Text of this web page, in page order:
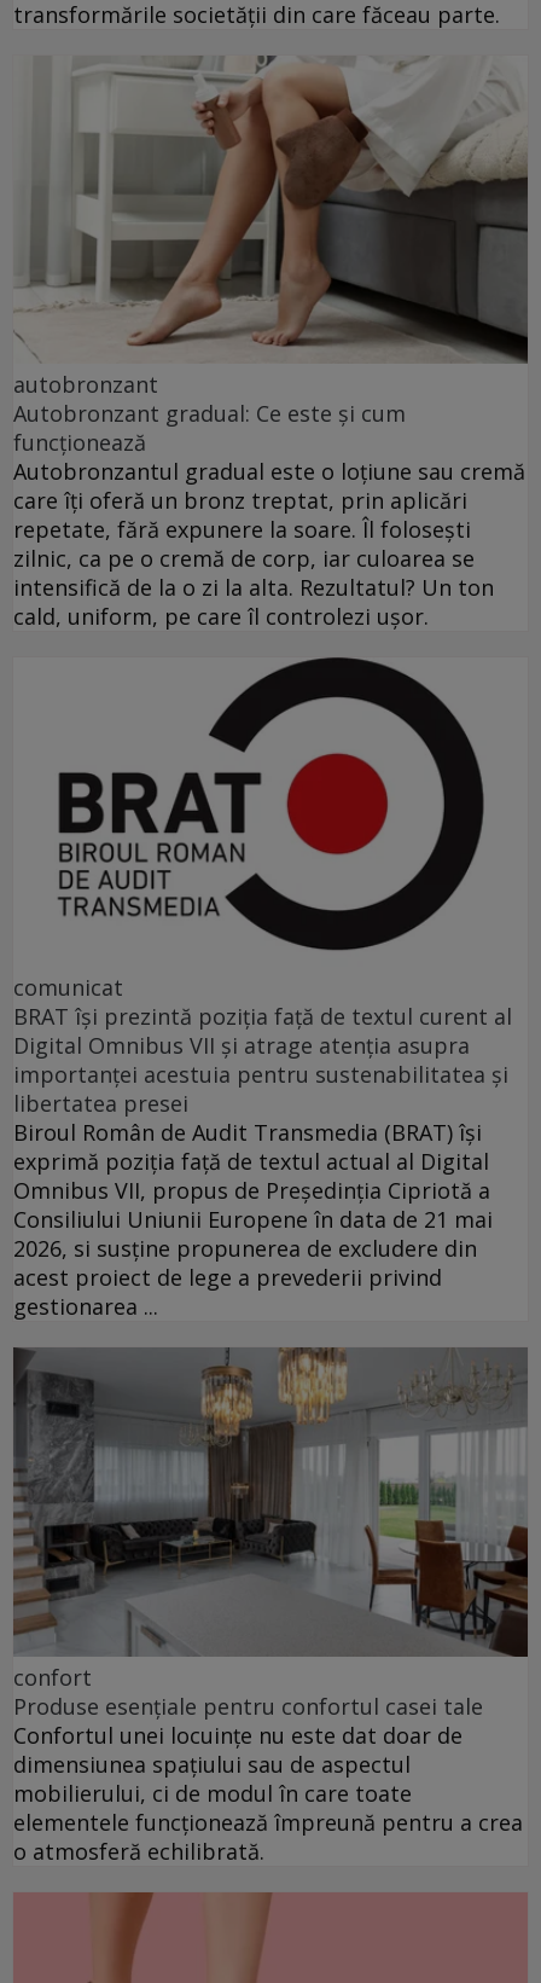
transformările societății din care făceau parte.
autobronzant
Autobronzant gradual: Ce este și cum
funcționează
Autobronzantul gradual este o loțiune sau cremă
care îți oferă un bronz treptat, prin aplicări
repetate, fără expunere la soare. Îl folosești
zilnic, ca pe o cremă de corp, iar culoarea se
intensifică de la o zi la alta. Rezultatul? Un ton
cald, uniform, pe care îl controlezi ușor.
comunicat
BRAT își prezintă poziția față de textul curent al
Digital Omnibus VII și atrage atenția asupra
importanței acestuia pentru sustenabilitatea și
libertatea presei
Biroul Român de Audit Transmedia (BRAT) își
exprimă poziția față de textul actual al Digital
Omnibus VII, propus de Președinția Cipriotă a
Consiliului Uniunii Europene în data de 21 mai
2026, si susține propunerea de excludere din
acest proiect de lege a prevederii privind
gestionarea ...
confort
Produse esențiale pentru confortul casei tale
Confortul unei locuințe nu este dat doar de
dimensiunea spațiului sau de aspectul
mobilierului, ci de modul în care toate
elementele funcționează împreună pentru a crea
o atmosferă echilibrată.